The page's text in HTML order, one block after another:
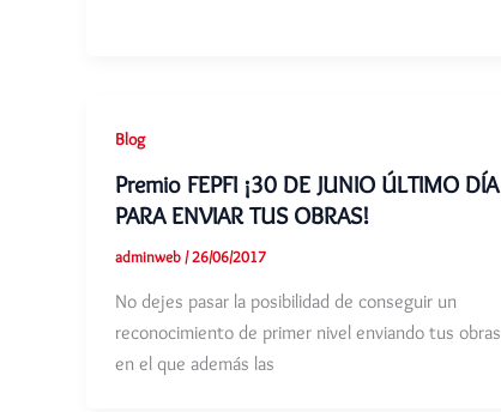
Blog
Premio FEPFI ¡30 DE JUNIO ÚLTIMO DÍA
PARA ENVIAR TUS OBRAS!
adminweb/26/06/2017
No dejes pasar la posibilidad de conseguir un
reconocimiento de primer nivel enviando tus obras
en el que además las